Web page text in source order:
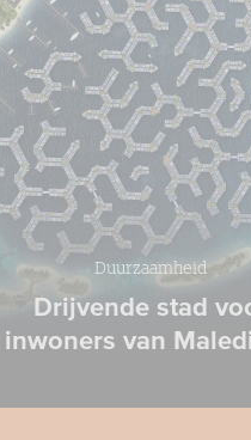
Drijvende stad
inwoners van
Duurzaamheid